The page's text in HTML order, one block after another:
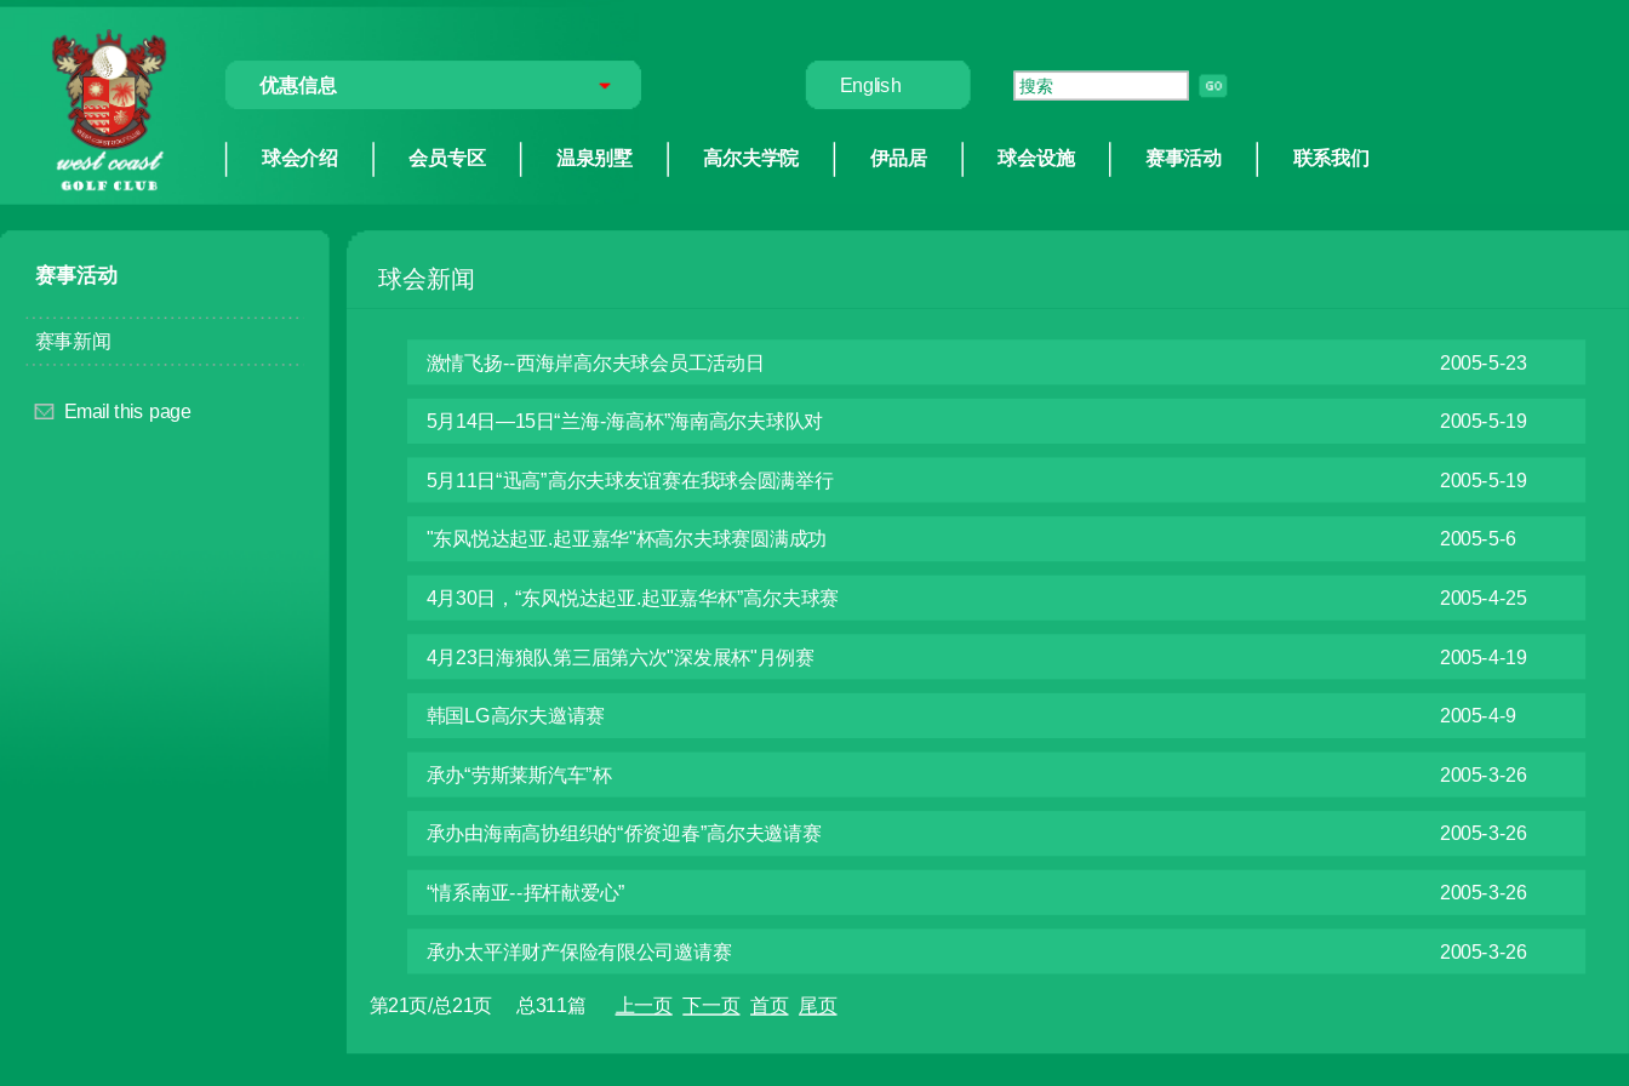
优惠信息 English
球会介绍 会员专区 温泉别墅 高尔夫学院 伊品居 球会设施 赛事活动 联系我们
赛事活动
赛事新闻
Email this page
球会新闻
激情飞扬--西海岸高尔夫球会员工活动日 2005-5-23
5月14日—15日“兰海-海高杯”海南高尔夫球队对 2005-5-19
5月11日“迅高”高尔夫球友谊赛在我球会圆满举行 2005-5-19
"东风悦达起亚.起亚嘉华"杯高尔夫球赛圆满成功 2005-5-6
4月30日，“东风悦达起亚.起亚嘉华杯”高尔夫球赛 2005-4-25
4月23日海狼队第三届第六次"深发展杯"月例赛 2005-4-19
韩国LG高尔夫邀请赛 2005-4-9
承办“劳斯莱斯汽车”杯 2005-3-26
承办由海南高协组织的“侨资迎春”高尔夫邀请赛 2005-3-26
“情系南亚--挥杆献爱心” 2005-3-26
承办太平洋财产保险有限公司邀请赛 2005-3-26
第21页/总21页 总311篇 上一页 下一页 首页 尾页